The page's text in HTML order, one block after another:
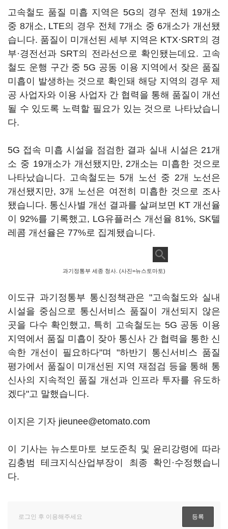
고속철도 품질 미흡 지역은 5G의 경우 전체 19개소
중 8개소, LTE의 경우 전체 7개소 중 6개소가 개선됐
습니다. 품질이 미개선된 세부 지역은 KTX·SRT의 경
부·경전선과 SRT의 전라선으로 확인됐는데요. 고속
철도 운행 구간 중 5G 공동 이용 지역에서 잦은 품질
미흡이 발생하는 것으로 확인돼 해당 지역의 경우 제
공 사업자와 이용 사업자 간 협력을 통해 품질이 개선
될 수 있도록 노력할 필요가 있는 것으로 나타났습니
다.
5G 접속 미흡 시설을 점검한 결과 실내 시설은 21개
소 중 19개소가 개선됐지만, 2개소는 미흡한 것으로
나타났습니다. 고속철도는 5개 노선 중 2개 노선은
개선됐지만, 3개 노선은 여전히 미흡한 것으로 조사
됐습니다. 통신사별 개선 결과를 살펴보면 KT 개선율
이 92%를 기록했고, LG유플러스 개선율 81%, SK텔
레콤 개선율은 77%로 집계됐습니다.
과기정통부 세종 청사. (사진=뉴스토마토)
이도규 과기정통부 통신정책관은 "고속철도와 실내
시설을 중심으로 통신서비스 품질이 개선되지 않은
곳을 다수 확인했고, 특히 고속철도는 5G 공동 이용
지역에서 품질 미흡이 잦아 통신사 간 협력을 통한 신
속한 개선이 필요하다"며 "하반기 통신서비스 품질
평가에서 품질이 미개선된 지역 재점검 등을 통해 통
신사의 지속적인 품질 개선과 인프라 투자를 유도하
겠다"고 말했습니다.
이지은 기자 jieunee@etomato.com
이 기사는 뉴스토마토 보도준칙 및 윤리강령에 따라
김충범 테크지식산업부장이 최종 확인·수정했습니
다.